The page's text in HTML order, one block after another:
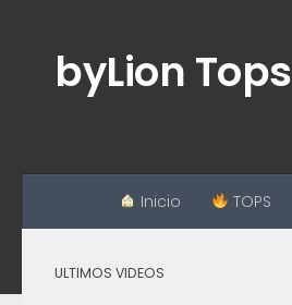
byLion Tops
Inicio TOPS
ULTIMOS VIDEOS